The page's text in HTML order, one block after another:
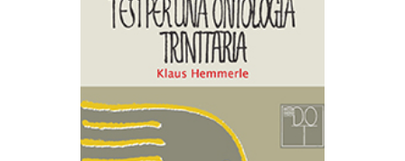
AGGIUNGI AL CARRELLO